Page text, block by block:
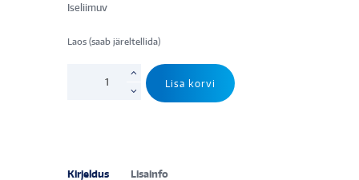
Iseliimuv
Laos (saab järeltellida)
peegliküttekile
kogus
Lisa korvi
Kirjeldus Lisainfo